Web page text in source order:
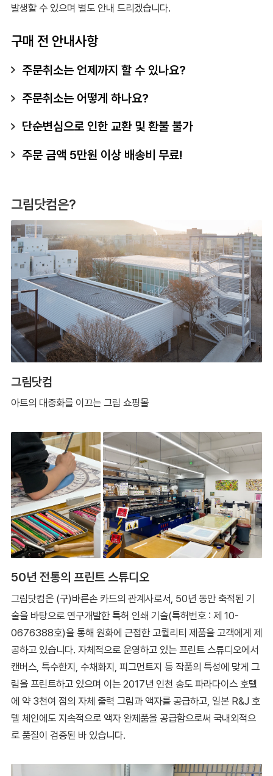
발생할 수 있으며 별도 안내 드리겠습니다.
구매 전 안내사항
주문취소는 언제까지 할 수 있나요?
주문취소는 어떻게 하나요?
단순변심으로 인한 교환 및 환불 불가
주문 금액 5만원 이상 배송비 무료!
그림닷컴은?
그림닷컴
아트의 대중화를 이끄는 그림 쇼핑몰
50년 전통의 프린트 스튜디오
그림닷컴은 (구)바른손 카드의 관계사로서, 50년 동안 축적된 기
술을 바탕으로 연구개발한 특허 인쇄 기술(특허번호 : 제 10-
0676388호)을 통해 원화에 근접한 고퀄리티 제품을 고객에게 제
공하고 있습니다. 자체적으로 운영하고 있는 프린트 스튜디오에서
캔버스, 특수한지, 수채화지, 피그먼트지 등 작품의 특성에 맞게 그
림을 프린트하고 있으며 이는 2017년 인천 송도 파라다이스 호텔
에 약 3천여 점의 자체 출력 그림과 액자를 공급하고, 일본 R&J 호
텔 체인에도 지속적으로 액자 완제품을 공급함으로써 국내외적으
로 품질이 검증된 바 있습니다.